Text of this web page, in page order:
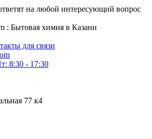
на любой интересующий вопрос
: Бытовая химия в Казани
для связи
8:30 - 17:30
77 к4